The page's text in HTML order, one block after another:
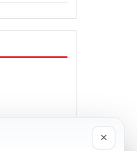
×